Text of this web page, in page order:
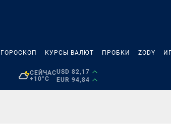
ГОРОСКОП КУРСЫ ВАЛЮТ ПРОБКИ ZODY
СЕЙЧАС
+10°C
USD 82,17
EUR 94,84